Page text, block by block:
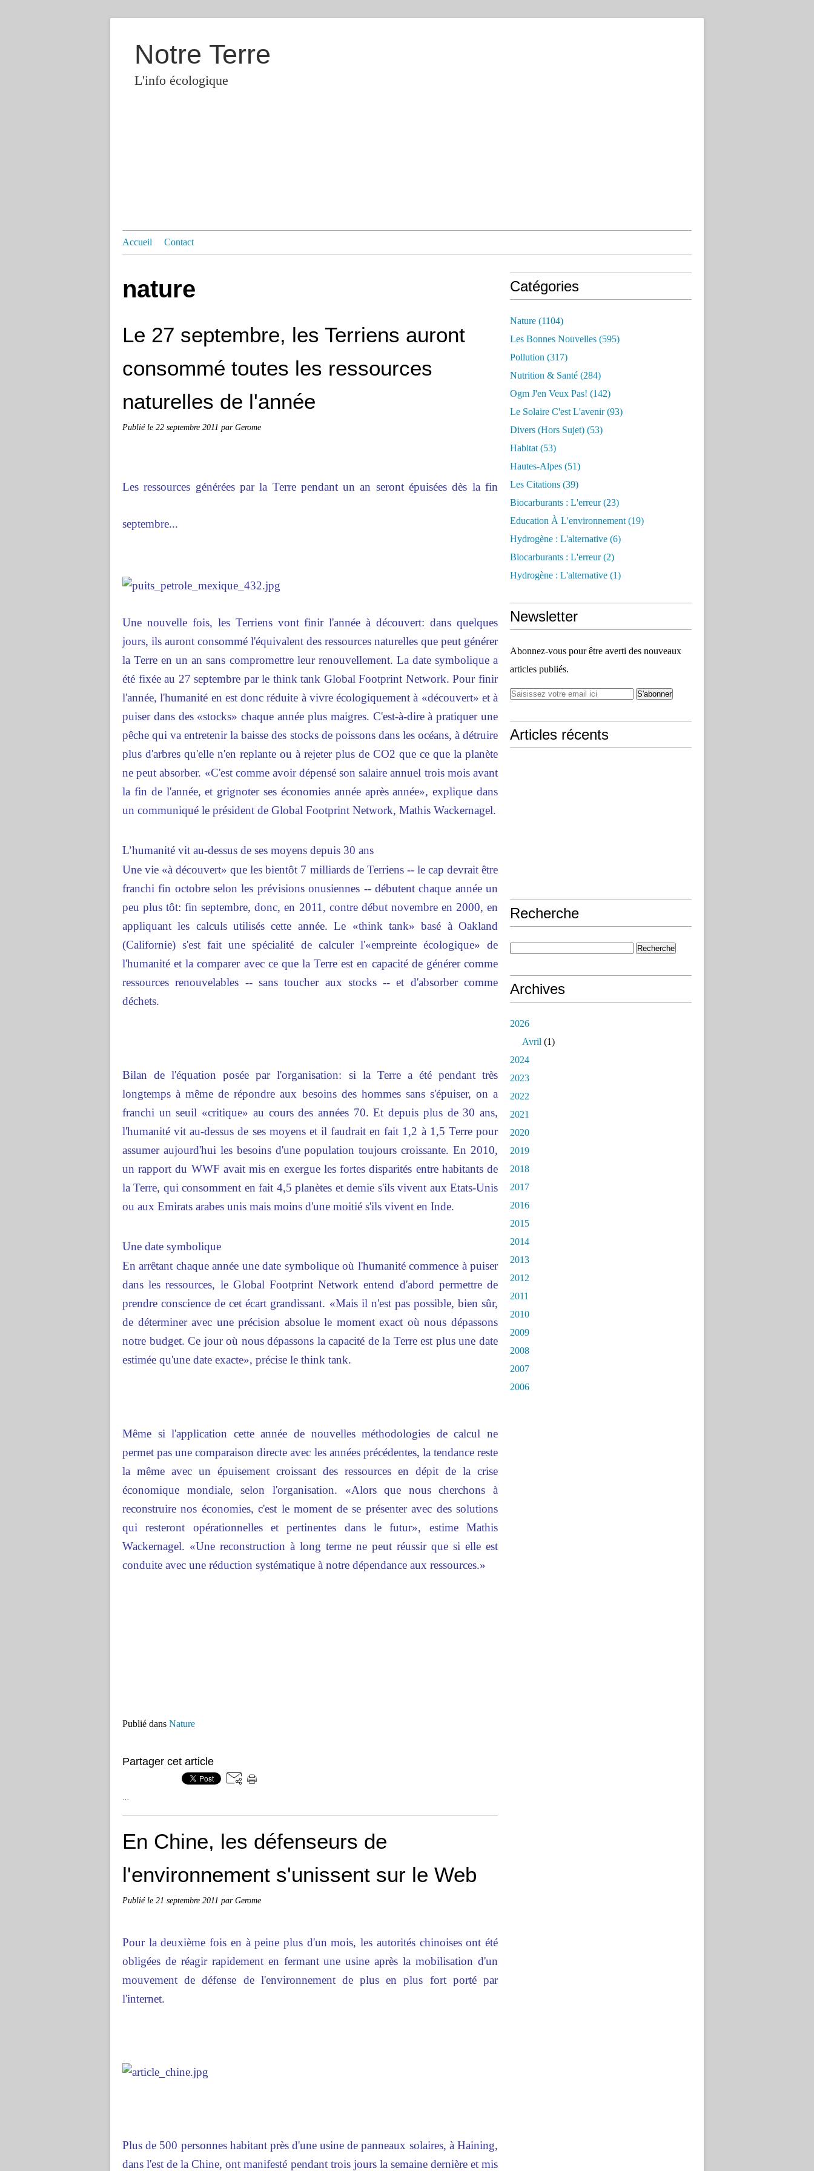
Notre Terre
L'info écologique
Accueil Contact
nature
Le 27 septembre, les Terriens auront
consommé toutes les ressources
naturelles de l'année
Publié le 22 septembre 2011 par Gerome
Les ressources générées par la Terre pendant un an seront épuisées dès la fin
septembre...
Une nouvelle fois, les Terriens vont finir l'année à découvert: dans quelques
jours, ils auront consommé l'équivalent des ressources naturelles que peut générer
la Terre en un an sans compromettre leur renouvellement. La date symbolique a
été fixée au 27 septembre par le think tank Global Footprint Network. Pour finir
l'année, l'humanité en est donc réduite à vivre écologiquement à «découvert» et à
puiser dans des «stocks» chaque année plus maigres. C'est-à-dire à pratiquer une
pêche qui va entretenir la baisse des stocks de poissons dans les océans, à détruire
plus d'arbres qu'elle n'en replante ou à rejeter plus de CO2 que ce que la planète
ne peut absorber. «C'est comme avoir dépensé son salaire annuel trois mois avant
la fin de l'année, et grignoter ses économies année après année», explique dans
un communiqué le président de Global Footprint Network, Mathis Wackernagel.
L’humanité vit au-dessus de ses moyens depuis 30 ans
Une vie «à découvert» que les bientôt 7 milliards de Terriens -- le cap devrait être
franchi fin octobre selon les prévisions onusiennes -- débutent chaque année un
peu plus tôt: fin septembre, donc, en 2011, contre début novembre en 2000, en
appliquant les calculs utilisés cette année. Le «think tank» basé à Oakland
(Californie) s'est fait une spécialité de calculer l'«empreinte écologique» de
l'humanité et la comparer avec ce que la Terre est en capacité de générer comme
ressources renouvelables -- sans toucher aux stocks -- et d'absorber comme
déchets.
Bilan de l'équation posée par l'organisation: si la Terre a été pendant très
longtemps à même de répondre aux besoins des hommes sans s'épuiser, on a
franchi un seuil «critique» au cours des années 70. Et depuis plus de 30 ans,
l'humanité vit au-dessus de ses moyens et il faudrait en fait 1,2 à 1,5 Terre pour
assumer aujourd'hui les besoins d'une population toujours croissante. En 2010,
un rapport du WWF avait mis en exergue les fortes disparités entre habitants de
la Terre, qui consomment en fait 4,5 planètes et demie s'ils vivent aux Etats-Unis
ou aux Emirats arabes unis mais moins d'une moitié s'ils vivent en Inde.
Une date symbolique
En arrêtant chaque année une date symbolique où l'humanité commence à puiser
dans les ressources, le Global Footprint Network entend d'abord permettre de
prendre conscience de cet écart grandissant. «Mais il n'est pas possible, bien sûr,
de déterminer avec une précision absolue le moment exact où nous dépassons
notre budget. Ce jour où nous dépassons la capacité de la Terre est plus une date
estimée qu'une date exacte», précise le think tank.
Même si l'application cette année de nouvelles méthodologies de calcul ne
permet pas une comparaison directe avec les années précédentes, la tendance reste
la même avec un épuisement croissant des ressources en dépit de la crise
économique mondiale, selon l'organisation. «Alors que nous cherchons à
reconstruire nos économies, c'est le moment de se présenter avec des solutions
qui resteront opérationnelles et pertinentes dans le futur», estime Mathis
Wackernagel. «Une reconstruction à long terme ne peut réussir que si elle est
conduite avec une réduction systématique à notre dépendance aux ressources.»
Publié dans Nature
Partager cet article
En Chine, les défenseurs de
l'environnement s'unissent sur le Web
Publié le 21 septembre 2011 par Gerome
Pour la deuxième fois en à peine plus d'un mois, les autorités chinoises ont été
obligées de réagir rapidement en fermant une usine après la mobilisation d'un
mouvement de défense de l'environnement de plus en plus fort porté par
l'internet.
Plus de 500 personnes habitant près d'une usine de panneaux solaires, à Haining,
dans l'est de la Chine, ont manifesté pendant trois jours la semaine dernière et mis
Catégories
Nature (1104)
Les Bonnes Nouvelles (595)
Pollution (317)
Nutrition & Santé (284)
Ogm J'en Veux Pas! (142)
Le Solaire C'est L'avenir(93)
Divers (hors Sujet) (53)
Habitat (53)
Hautes-Alpes (51)
Les Citations (39)
Biocarburants : L'erreur(23)
Education À L'environnement (19)
Hydrogène : L'alternative (6)
Biocarburants : L'erreur(2)
Hydrogène : L'alternative (1)
Newsletter
Abonnez-vous pour être averti des nouveaux
articles publiés.
Articles récents
Recherche
Archives
2026
Avril (1)
2024
2023
2022
2021
2020
2019
2018
2017
2016
2015
2014
2013
2012
2011
2010
2009
2008
2007
2006